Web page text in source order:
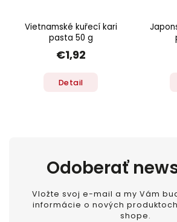
Vietnamské kuřecí kari
pasta 50 g
€1,92
Detail
Odoberať
Vložte svoj e-mail a my Vám
informácie o nových
shope.